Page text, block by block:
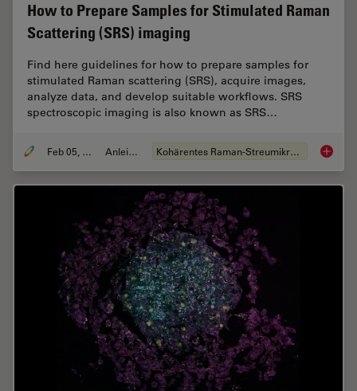
How to Prepare Samples for Stimulated Raman
Scattering (SRS) imaging
Find here guidelines for how to prepare samples for
stimulated Raman scattering (SRS), acquire images,
analyze data, and develop suitable workflows. SRS
spectroscopic imaging is also known as SRS…
Feb 05, 2024 Anleitung Kohärentes Raman-Streumikroskop (CRS) How to